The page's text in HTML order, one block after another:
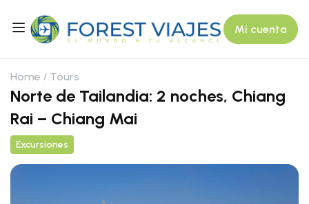
Mi cuenta
Home Tours
Norte de Tailandia: 2 noches, Chiang
Rai – Chiang Mai
Excursiones